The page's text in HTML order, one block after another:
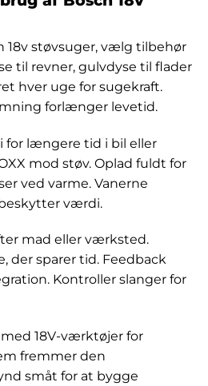
18v støvsuger, vælg tilbehør
til revner, gulvdyse til flader
hver uge for sugekraft.
forlænger levetid.
for længere tid i bil eller
mod støv. Oplad fuldt for
ved varme. Vanerne
værdi.
mad eller værksted.
der sparer tid. Feedback
Kontroller slanger for
18V-værktøjer for
fremmer den
småt for at bygge